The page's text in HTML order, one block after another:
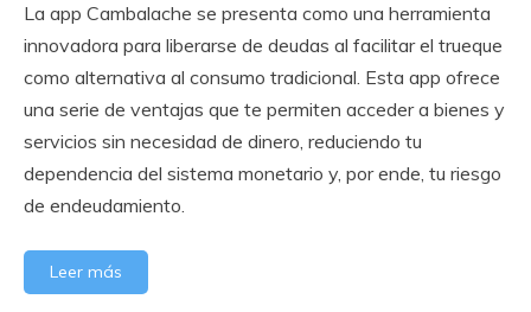
La app Cambalache se presenta como una herramienta
innovadora para liberarse de deudas al facilitar el trueque
como alternativa al consumo tradicional. Esta app ofrece
una serie de ventajas que te permiten acceder a bienes y
servicios sin necesidad de dinero, reduciendo tu
dependencia del sistema monetario y, por ende, tu riesgo
de endeudamiento.
Leer más